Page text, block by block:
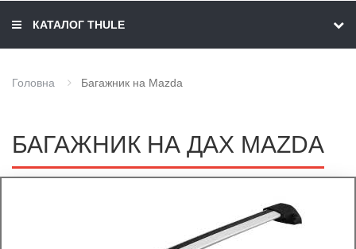
КАТАЛОГ THULE
Головна Багажник на Mazda
БАГАЖНИК НА ДАХ MAZDA